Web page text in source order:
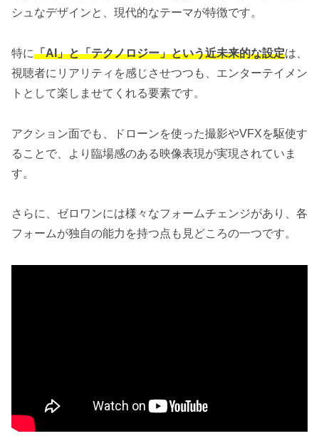
シュなデザインと、現代的なテーマが特徴です。
特に「AI」と「テクノロジー」という近未来的な設定は、
視聴者にリアリティを感じさせつつも、エンターテイメン
トとして楽しませてくれる要素です。
アクション面でも、ドローンを使った撮影やVFXを駆使す
ることで、より臨場感のある映像表現が実現されていま
す。
さらに、ゼロワンには様々なフォームチェンジがあり、各
フォームが独自の能力を持つ点も見どころの一つです。